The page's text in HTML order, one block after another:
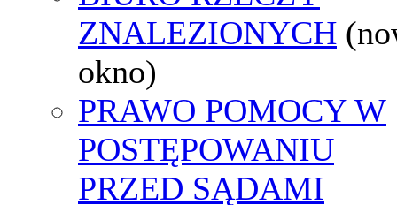
ZNALEZIONYCH
okno)
PRAWO POMOCY W
POSTĘPOWANIU
PRZED SĄDAMI